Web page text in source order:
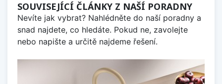
SOUVISEJÍCÍ ČLÁNKY Z NAŠÍ PORADNY
Nevíte jak vybrat? Nahlédněte do naší poradny a
snad najdete, co hledáte. Pokud ne, zavolejte
nebo napište a určitě najdeme řešení.